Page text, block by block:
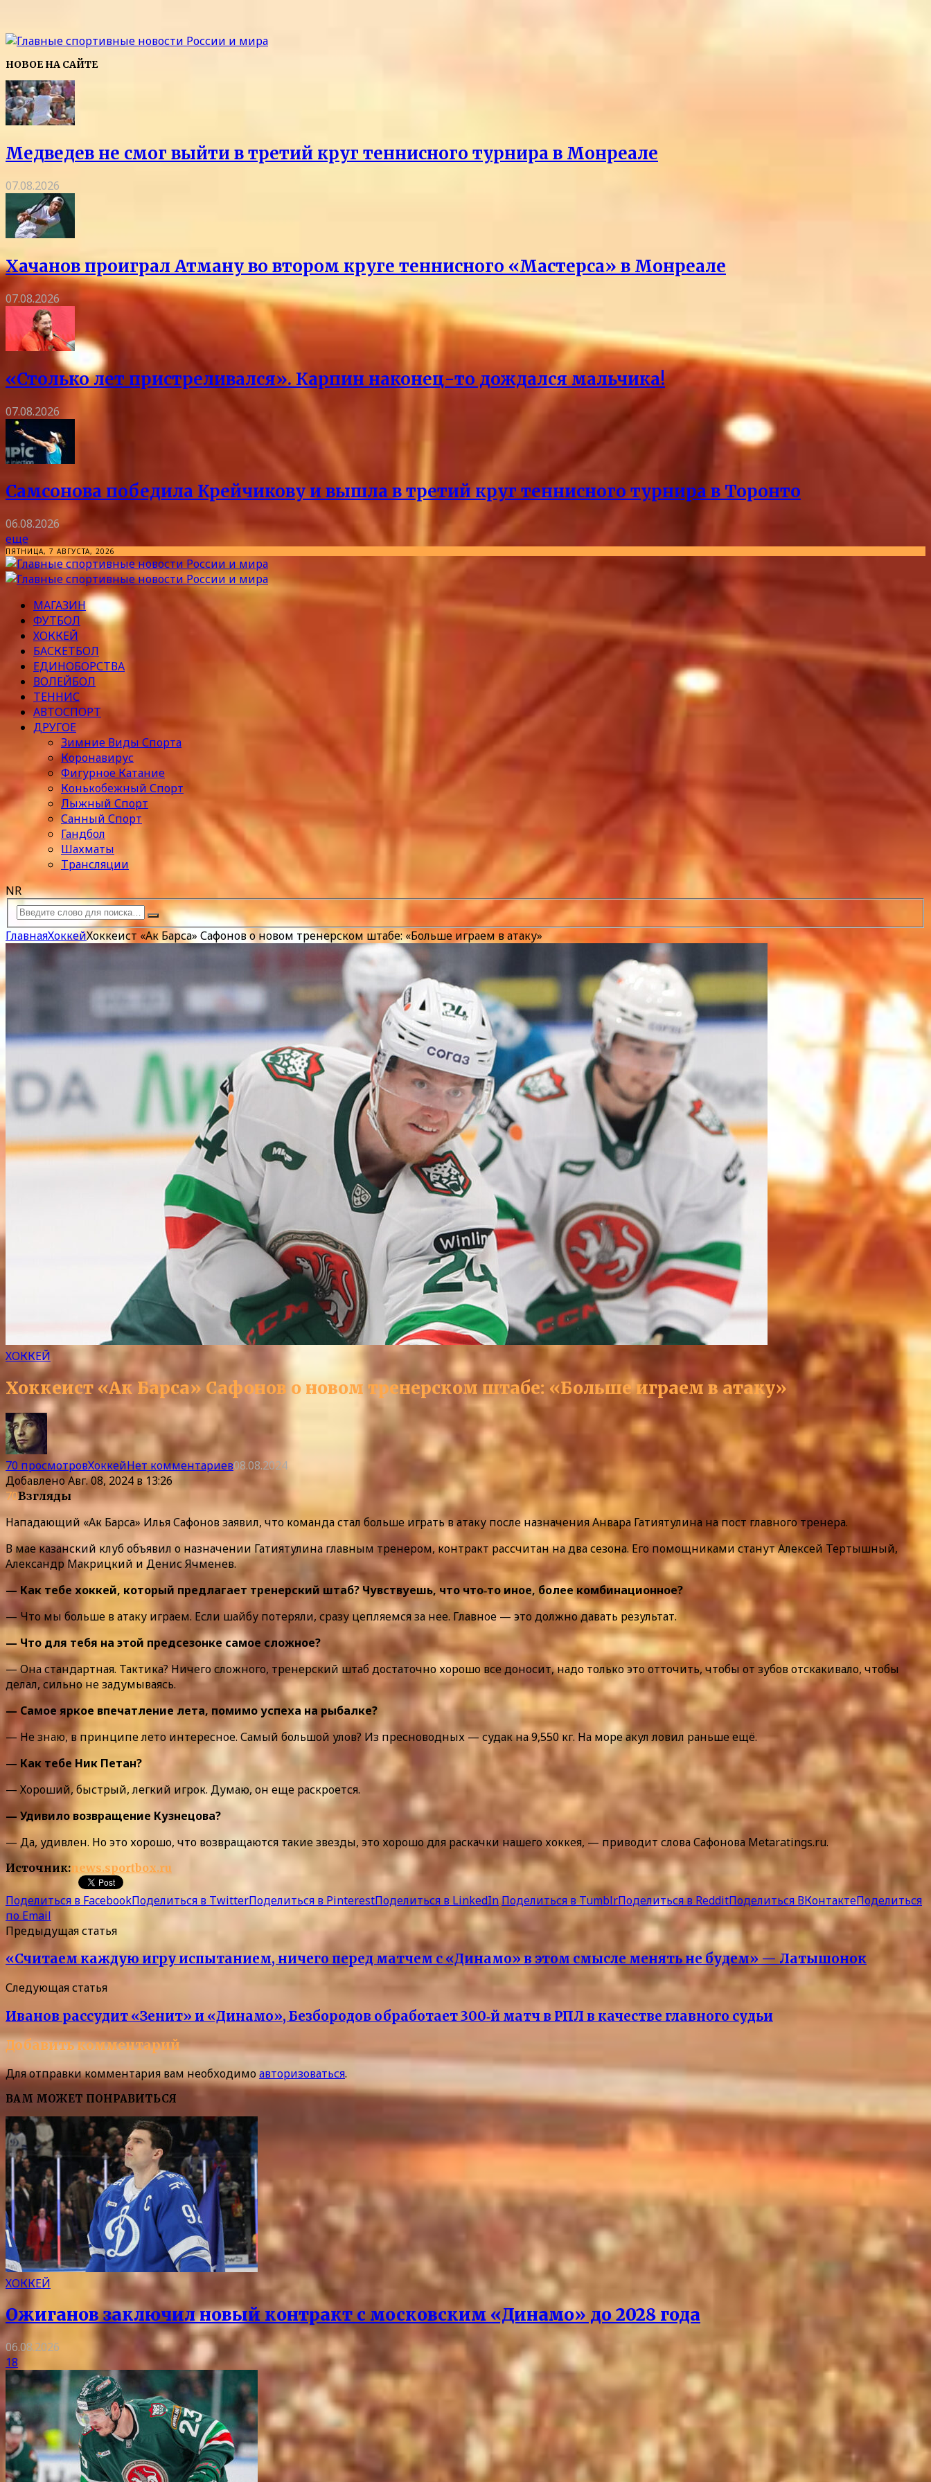
НОВОЕ НА САЙТЕ
Медведев не смог выйти в третий круг теннисного турнира в Монреале
07.08.2026
Хачанов проиграл Атману во втором круге теннисного «Мастерса» в Монреале
07.08.2026
«Столько лет пристреливался». Карпин наконец-то дождался мальчика!
07.08.2026
Самсонова победила Крейчикову и вышла в третий круг теннисного турнира в Торонто
06.08.2026
еще
ПЯТНИЦА, 7 АВГУСТА, 2026
МАГАЗИН
ФУТБОЛ
ХОККЕЙ
БАСКЕТБОЛ
ЕДИНОБОРСТВА
ВОЛЕЙБОЛ
ТЕННИС
АВТОСПОРТ
ДРУГОЕ
Зимние Виды Спорта
Коронавирус
Фигурное Катание
Конькобежный Спорт
Лыжный Спорт
Санный Спорт
Гандбол
Шахматы
Трансляции
NR
ГлавнаяХоккейХоккеист «Ак Барса» Сафонов о новом тренерском штабе: «Больше играем в атаку»
ХОККЕЙ
Хоккеист «Ак Барса» Сафонов о новом тренерском штабе: «Больше играем в атаку»
70 просмотровХоккейНет комментариев08.08.2024
ДобавленоАвг. 08, 2024 в 13:26
70Взгляды
Нападающий «Ак Барса» Илья Сафонов заявил, что команда стал больше играть в атаку после назначения Анвара Гатиятулина на пост главного тренера.
В мае казанский клуб объявил о назначении Гатиятулина главным тренером, контракт рассчитан на два сезона. Его помощниками станут Алексей Тертышный,
Александр Макрицкий и Денис Ячменев.
— Как тебе хоккей, который предлагает тренерский штаб? Чувствуешь, что что‑то иное, более комбинационное?
— Что мы больше в атаку играем. Если шайбу потеряли, сразу цепляемся за нее. Главное — это должно давать результат.
— Что для тебя на этой предсезонке самое сложное?
— Она стандартная. Тактика? Ничего сложного, тренерский штаб достаточно хорошо все доносит, надо только это отточить, чтобы от зубов отскакивало, чтобы
делал, сильно не задумываясь.
— Самое яркое впечатление лета, помимо успеха на рыбалке?
— Не знаю, в принципе лето интересное. Самый большой улов? Из пресноводных — судак на 9,550 кг. На море акул ловил раньше ещё.
— Как тебе Ник Петан?
— Хороший, быстрый, легкий игрок. Думаю, он еще раскроется.
— Удивило возвращение Кузнецова?
— Да, удивлен. Но это хорошо, что возвращаются такие звезды, это хорошо для раскачки нашего хоккея, — приводит слова Сафонова Metaratings.ru.
Источник:news.sportbox.ru
Поделиться в FacebookПоделиться в TwitterПоделиться в PinterestПоделиться в LinkedInПоделиться в TumblrПоделиться в RedditПоделиться ВКонтактеПоделиться
по Email
Предыдущая статья
«Считаем каждую игру испытанием, ничего перед матчем с «Динамо» в этом смысле менять не будем» — Латышонок
Следующая статья
Иванов рассудит «Зенит» и «Динамо», Безбородов обработает 300‑й матч в РПЛ в качестве главного судьи
Добавить комментарий
Для отправки комментария вам необходимоавторизоваться.
ВАМ МОЖЕТ ПОНРАВИТЬСЯ
ХОККЕЙ
Ожиганов заключил новый контракт с московским «Динамо» до 2028 года
06.08.2026
18